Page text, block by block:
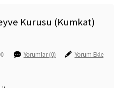
Kurusu (Kumkat)
Yorumlar (0) Yorum Ekle